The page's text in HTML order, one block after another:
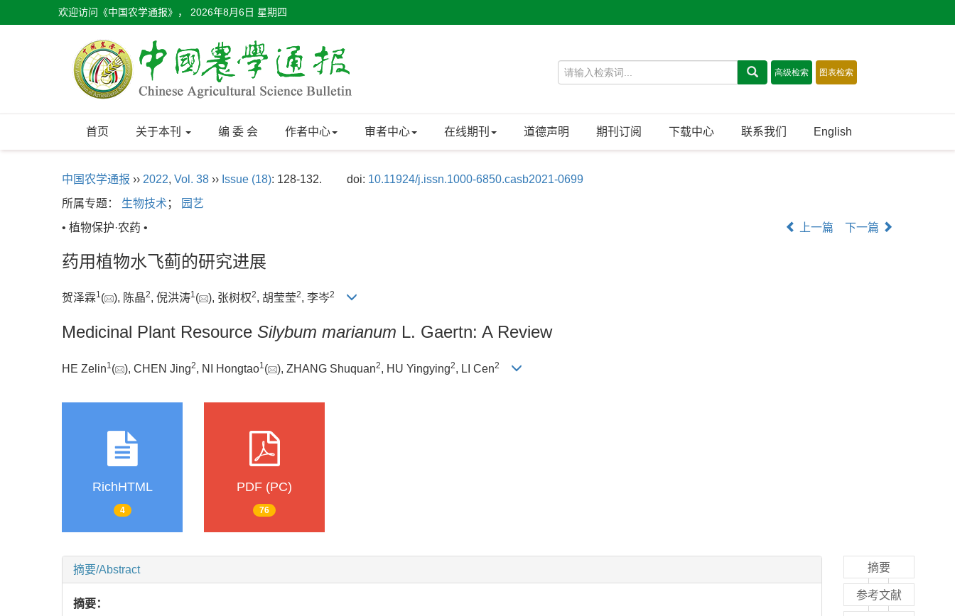
欢迎访问《中国农学通报》， 2026年8月6日 星期四
首页 关于本刊 编 委 会 作者中心 审者中心 在线期刊 道德声明 期刊订阅 下载中心 联系我们 English
中国农学通报 ›› 2022, Vol. 38 ›› Issue (18): 128-132. doi: 10.11924/j.issn.1000-6850.casb2021-0699
所属专题： 生物技术；
园艺
• 植物保护·农药 •
上一篇 下一篇
药用植物水飞蓟的研究进展
贺泽霖1( ), 陈晶2, 倪洪涛1( ), 张树权2, 胡莹莹2, 李岑2
Medicinal Plant Resource Silybum marianum L. Gaertn: A Review
HE Zelin1 ( ), CHEN Jing2, NI Hongtao1 ( ), ZHANG Shuquan2, HU Yingying2, LI Cen2
RichHTML
4
PDF (PC)
76
摘要/Abstract
摘要：
摘要
参考文献